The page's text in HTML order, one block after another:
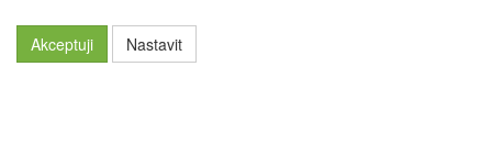
Akceptuji
Nastavit